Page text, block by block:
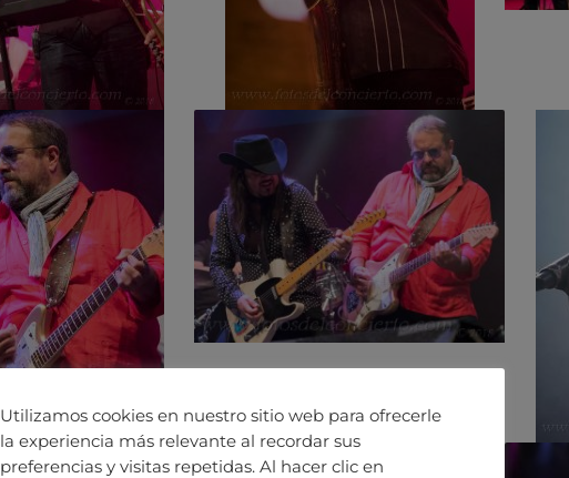
Utilizamos cookies en nuestro sitio web para ofrecerle
la experiencia más relevante al recordar sus
preferencias y visitas repetidas. Al hacer clic en